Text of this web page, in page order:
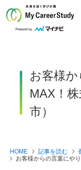
お客様
MAX！
市）
HOME 記事を読む
お客様からの言葉にや